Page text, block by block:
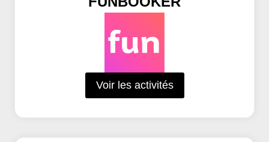
Voir les activités